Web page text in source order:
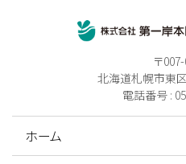
〒
北海道札幌市東
電話番号 :
ホーム